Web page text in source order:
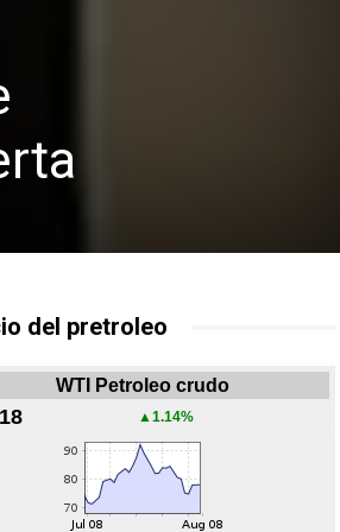
del pretroleo
WTI Petroleo crudo
▲1.14%